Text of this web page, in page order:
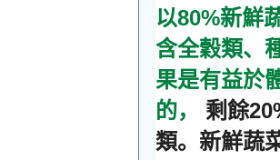
以80%新鮮
含全穀類、
果是有益於
的，
剩餘
類。新鮮蔬